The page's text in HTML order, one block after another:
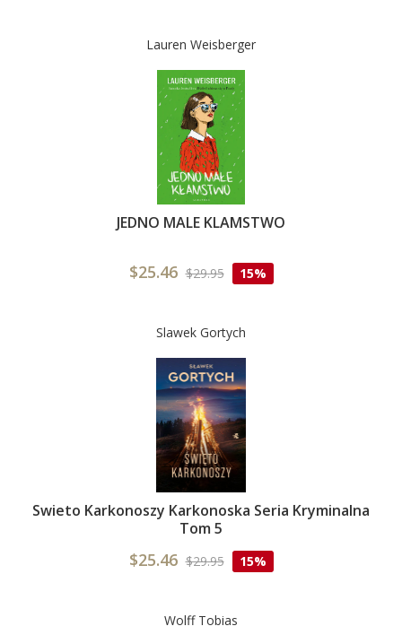
Lauren Weisberger
JEDNO MALE KLAMSTWO
$25.46 $29.95 15%
Slawek Gortych
Swieto Karkonoszy Karkonoska Seria Kryminalna
Tom 5
$25.46 $29.95 15%
Wolff Tobias